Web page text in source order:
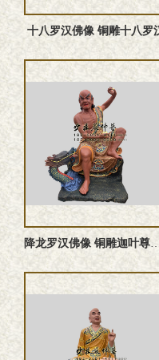
十八罗汉佛像 铜雕十八罗
降龙罗汉佛像 铜雕迦